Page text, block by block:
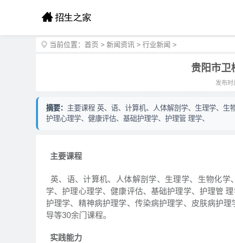
当前位置： 首页 > 新闻资讯 > 行业新闻 >
贵阳市卫
发布
摘要： 主要课程 英、语、计算机、人体解剖学、生理学、生
护理心理学、健康评估、基础护理学、护理管 理学、
主要课程
英、语、计算机、人体解剖学、生理学、生物化
学、护理心理学、健康评估、基础护理学、护理管
护理学、精神病护理学、传染病护理学、皮肤病护
导等30余门课程。
实践能力